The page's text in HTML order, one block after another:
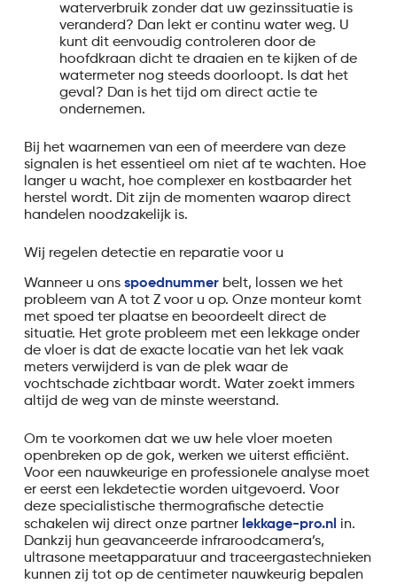
waterverbruik zonder dat uw gezinssituatie is
veranderd? Dan lekt er continu water weg. U
kunt dit eenvoudig controleren door de
hoofdkraan dicht te draaien en te kijken of de
watermeter nog steeds doorloopt. Is dat het
geval? Dan is het tijd om direct actie te
ondernemen.
Bij het waarnemen van een of meerdere van deze
signalen is het essentieel om niet af te wachten. Hoe
langer u wacht, hoe complexer en kostbaarder het
herstel wordt. Dit zijn de momenten waarop direct
handelen noodzakelijk is.
Wij regelen detectie en reparatie voor u
Wanneer u ons spoednummer belt, lossen we het
probleem van A tot Z voor u op. Onze monteur komt
met spoed ter plaatse en beoordeelt direct de
situatie. Het grote probleem met een lekkage onder
de vloer is dat de exacte locatie van het lek vaak
meters verwijderd is van de plek waar de
vochtschade zichtbaar wordt. Water zoekt immers
altijd de weg van de minste weerstand.
Om te voorkomen dat we uw hele vloer moeten
openbreken op de gok, werken we uiterst efficiënt.
Voor een nauwkeurige en professionele analyse moet
er eerst een lekdetectie worden uitgevoerd. Voor
deze specialistische thermografische detectie
schakelen wij direct onze partner lekkage-pro.nl in.
Dankzij hun geavanceerde infraroodcamera’s,
ultrasone meetapparatuur and traceergastechnieken
kunnen zij tot op de centimeter nauwkeurig bepalen